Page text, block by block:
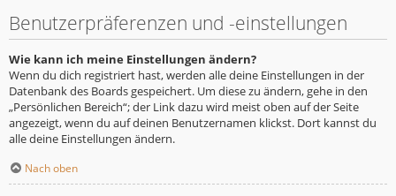
Benutzerpräferenzen und -einstellungen
Wie kann ich meine Einstellungen ändern?
Wenn du dich registriert hast, werden alle deine Einstellungen in der
Datenbank des Boards gespeichert. Um diese zu ändern, gehe in den
„Persönlichen Bereich“; der Link dazu wird meist oben auf der Seite
angezeigt, wenn du auf deinen Benutzernamen klickst. Dort kannst du
alle deine Einstellungen ändern.
Nach oben